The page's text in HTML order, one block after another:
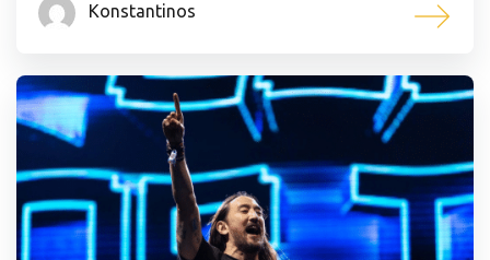
Konstantinos